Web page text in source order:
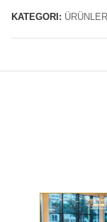
KATEGORI: